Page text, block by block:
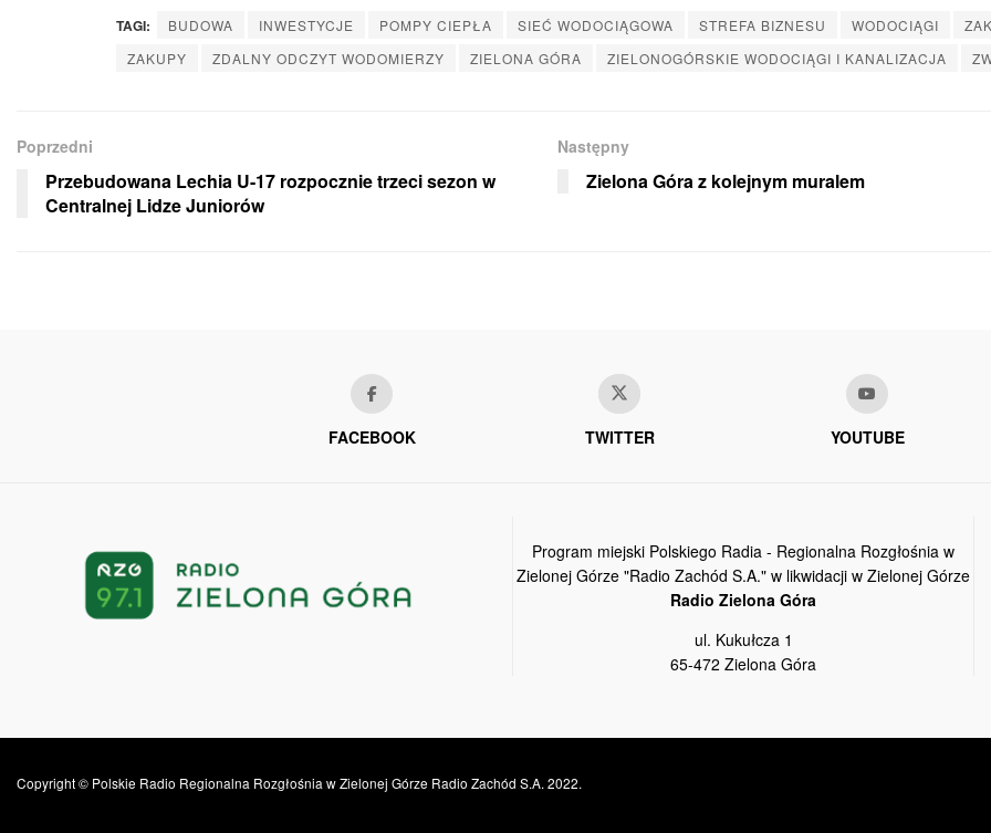
TAGI: BUDOWA INWESTYCJE POMPY CIEPŁA SIEĆ WODOCIĄGOWA STREFA BIZNESU WODOCIĄGI
ZAKUPY
ZDALNY ODCZYT WODOMIERZY ZIELONA GÓRA ZIELONOGÓRSKIE WODOCIĄGI I KANALIZACJA
Poprzedni
Przebudowana Lechia U-17 rozpocznie trzeci sezon w
Centralnej Lidze Juniorów
Następny
Zielona Góra z kolejnym muralem
FACEBOOK TWITTER YOUTUBE
Program miejski Polskiego Radia - Regionalna Rozgłośnia w
Zielonej Górze "Radio Zachód S.A." w likwidacji w Zielonej Górze
Radio Zielona Góra
ul. Kukułcza 1
65-472 Zielona Góra
Copyright © Polskie Radio Regionalna Rozgłośnia w Zielonej Górze Radio Zachód S.A. 2022.